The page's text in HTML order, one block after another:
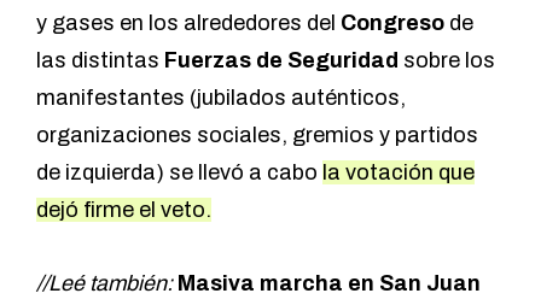
y gases en los alrededores del Congreso de
las distintas Fuerzas de Seguridad sobre los
manifestantes (jubilados auténticos,
organizaciones sociales, gremios y partidos
de izquierda) se llevó a cabo la votación que
dejó firme el veto.
//Leé también: Masiva marcha en San Juan